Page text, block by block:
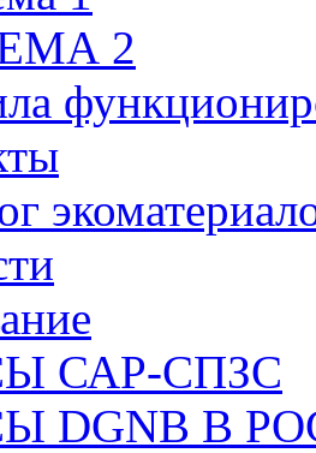
2
САР-СПЗС
DGNB В